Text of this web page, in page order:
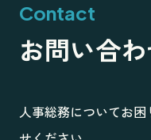
Contact
お問い合
人事総務についてお